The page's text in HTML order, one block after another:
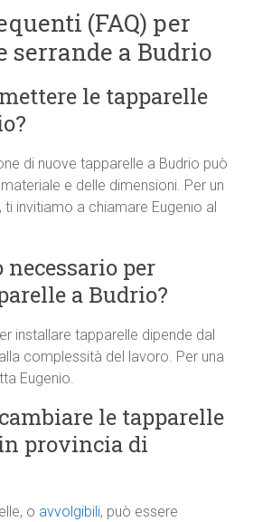
(FAQ) per
a Budrio
le tapparelle
di nuove tapparelle a Budrio può
e delle dimensioni. Per un
invitiamo a chiamare Eugenio al
necessario per
a Budrio?
installare tapparelle dipende dal
complessità del lavoro. Per una
Eugenio.
le tapparelle
provincia di
o avvolgibili, può essere